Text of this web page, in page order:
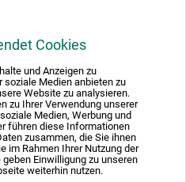
Cookies
und Anzeigen zu
Medien anbieten zu
Website zu analysieren.
zu Ihrer Verwendung unserer
Medien, Werbung und
führen diese Informationen
zusammen, die Sie ihnen
im Rahmen Ihrer Nutzung der
Einwilligung zu unseren
weiterhin nutzen.